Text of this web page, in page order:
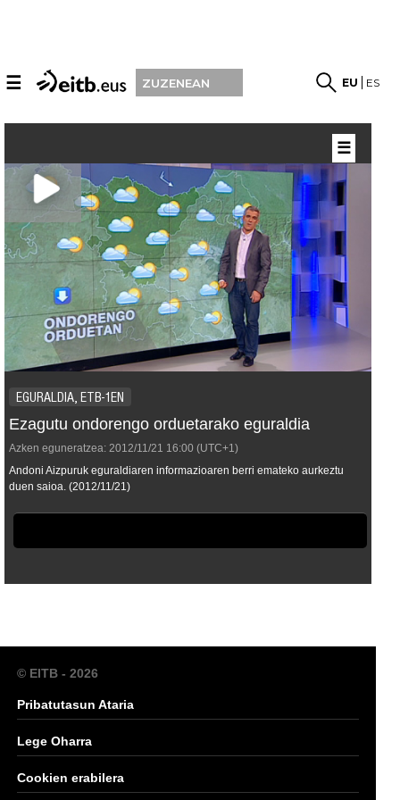
☰ ZUZENEAN EU ES
EGURALDIA, ETB-1EN
Ezagutu ondorengo orduetarako eguraldia
Azken eguneratzea: 2012/11/21 16:00 (UTC+1)
Andoni Aizpuruk eguraldiaren informazioaren berri emateko aurkeztu
duen saioa. (2012/11/21)
☰
© EITB - 2026
Pribatutasun Ataria
Lege Oharra
Cookien erabilera